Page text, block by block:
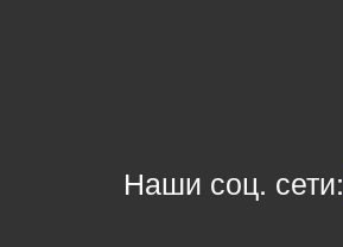
Наши соц. сети: